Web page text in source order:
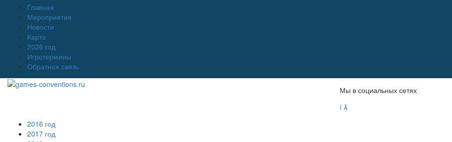
Главная
Мероприятия
Новости
Карта
2026 год
Игротермины
Обратная связь
Мы в социальных сетях
 
2016 год
2017 год